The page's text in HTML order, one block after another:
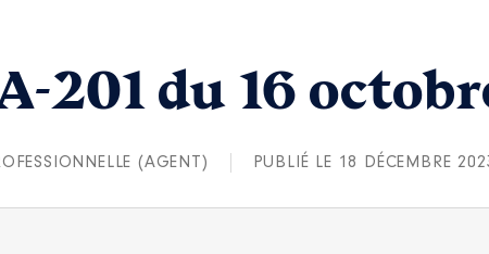
201 du 16
(AGENT) PUBLIÉ LE 18 DÉCEMBRE